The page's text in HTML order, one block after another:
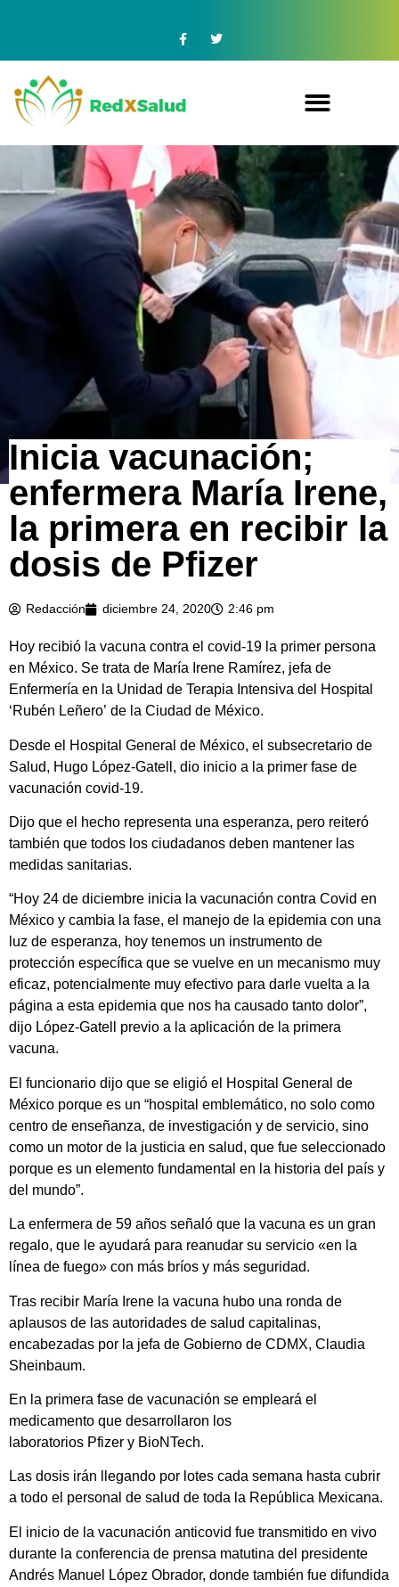
Inicia vacunación;
enfermera María Irene,
la primera en recibir la
dosis de Pfizer
Redacción diciembre 24, 2020 2:46 pm
Hoy recibió la vacuna contra el covid-19 la primer persona
en México. Se trata de María Irene Ramírez, jefa de
Enfermería en la Unidad de Terapia Intensiva del Hospital
‘Rubén Leñero’ de la Ciudad de México.
Desde el Hospital General de México, el subsecretario de
Salud, Hugo López-Gatell, dio inicio a la primer fase de
vacunación covid-19.
Dijo que el hecho representa una esperanza, pero reiteró
también que todos los ciudadanos deben mantener las
medidas sanitarias.
“Hoy 24 de diciembre inicia la vacunación contra Covid en
México y cambia la fase, el manejo de la epidemia con una
luz de esperanza, hoy tenemos un instrumento de
protección específica que se vuelve en un mecanismo muy
eficaz, potencialmente muy efectivo para darle vuelta a la
página a esta epidemia que nos ha causado tanto dolor”,
dijo López-Gatell previo a la aplicación de la primera
vacuna.
El funcionario dijo que se eligió el Hospital General de
México porque es un “hospital emblemático, no solo como
centro de enseñanza, de investigación y de servicio, sino
como un motor de la justicia en salud, que fue seleccionado
porque es un elemento fundamental en la historia del país y
del mundo”.
La enfermera de 59 años señaló que la vacuna es un gran
regalo, que le ayudará para reanudar su servicio «en la
línea de fuego» con más bríos y más seguridad.
Tras recibir María Irene la vacuna hubo una ronda de
aplausos de las autoridades de salud capitalinas,
encabezadas por la jefa de Gobierno de CDMX, Claudia
Sheinbaum.
En la primera fase de vacunación se empleará el
medicamento que desarrollaron los
laboratorios Pfizer y BioNTech.
Las dosis irán llegando por lotes cada semana hasta cubrir
a todo el personal de salud de toda la República Mexicana.
El inicio de la vacunación anticovid fue transmitido en vivo
durante la conferencia de prensa matutina del presidente
Andrés Manuel López Obrador, donde también fue difundida